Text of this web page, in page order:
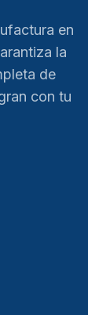
en
la
de
con tu